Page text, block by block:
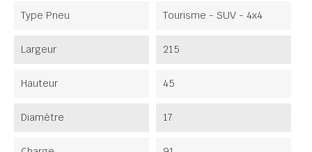
Type Pneu Tourisme - SUV - 4x4
Largeur 215
Hauteur 45
Diamètre 17